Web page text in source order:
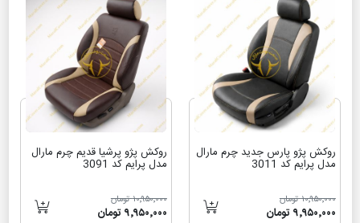
روکش پژو پارس جدید چرم مارال
مدل پرایم کد 3011
۱۰٬۹۵۰٬۰۰۰ تومان
۹٬۹۵۰٬۰۰۰ تومان
روکش پژو پرشیا قدیم چرم مارال
مدل پرایم کد 3091
۱۰٬۹۵۰٬۰۰۰ تومان
۹٬۹۵۰٬۰۰۰ تومان